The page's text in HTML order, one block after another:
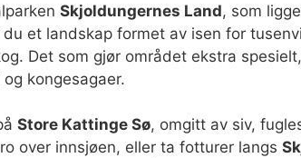
Skjoldungernes Land, som
et landskap formet av isen for
Det som gjør området ekstra
kongesagaer.
Store Kattinge Sø, omgitt av siv,
over innsjøen, eller ta fotturer langs